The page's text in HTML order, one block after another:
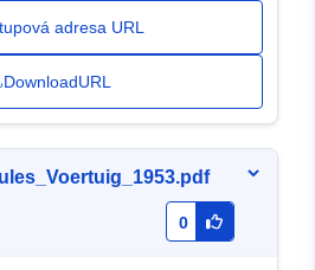
adresa URL
DownloadURL
0